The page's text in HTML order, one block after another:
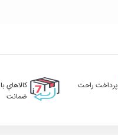
پرداخت راحت
کالاهاي با
ضمانت